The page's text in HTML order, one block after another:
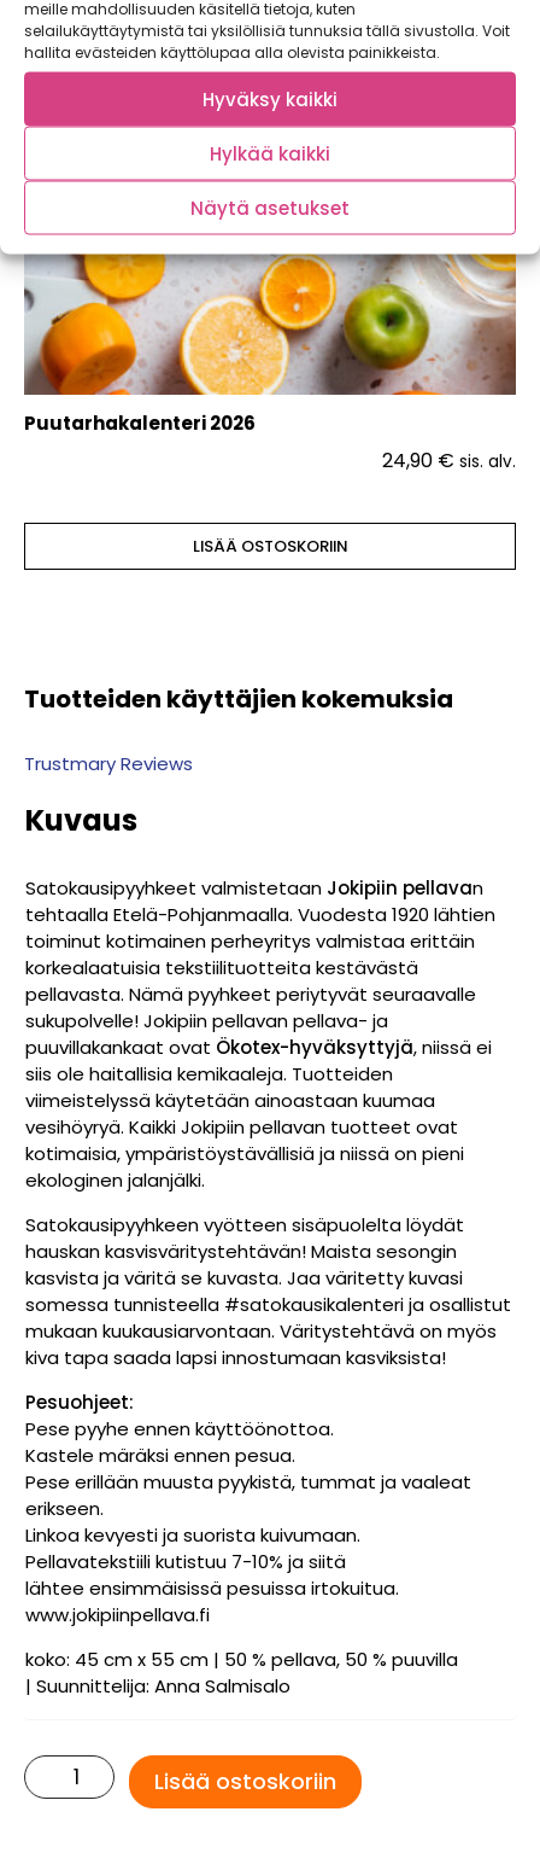
meille mahdollisuuden käsitellä tietoja, kuten
selailukäyttäytymistä tai yksilöllisiä tunnuksia tällä sivustolla. Voit
hallita evästeiden käyttölupaa alla olevista painikkeista.
Hyväksy kaikki
Hylkää kaikki
Näytä asetukset
Puutarhakalenteri 2026
24,90 € sis. alv.
LISÄÄ OSTOSKORIIN
Tuotteiden käyttäjien kokemuksia
Trustmary Reviews
Kuvaus
Satokausipyyhkeet valmistetaan Jokipiin pellavan
tehtaalla Etelä-Pohjanmaalla. Vuodesta 1920 lähtien
toiminut kotimainen perheyritys valmistaa erittäin
korkealaatuisia tekstiilituotteita kestävästä
pellavasta. Nämä pyyhkeet periytyvät seuraavalle
sukupolvelle! Jokipiin pellavan pellava- ja
puuvillakankaat ovat Ökotex-hyväksyttyjä, niissä ei
siis ole haitallisia kemikaaleja. Tuotteiden
viimeistelyssä käytetään ainoastaan kuumaa
vesihöyryä. Kaikki Jokipiin pellavan tuotteet ovat
kotimaisia, ympäristöystävällisiä ja niissä on pieni
ekologinen jalanjälki.
Satokausipyyhkeen vyötteen sisäpuolelta löydät
hauskan kasvisväritystehtävän! Maista sesongin
kasvista ja väritä se kuvasta. Jaa väritetty kuvasi
somessa tunnisteella #satokausikalenteri ja osallistut
mukaan kuukausiarvontaan. Väritystehtävä on myös
kiva tapa saada lapsi innostumaan kasviksista!
Pesuohjeet:
Pese pyyhe ennen käyttöönottoa.
Kastele märäksi ennen pesua.
Pese erillään muusta pyykistä, tummat ja vaaleat
erikseen.
Linkoa kevyesti ja suorista kuivumaan.
Pellavatekstiili kutistuu 7-10% ja siitä
lähtee ensimmäisissä pesuissa irtokuitua.
www.jokipiinpellava.fi
koko: 45 cm x 55 cm | 50 % pellava, 50 % puuvilla
| Suunnittelija: Anna Salmisalo
Satokausi-
pyyhe
Lisää ostoskoriin